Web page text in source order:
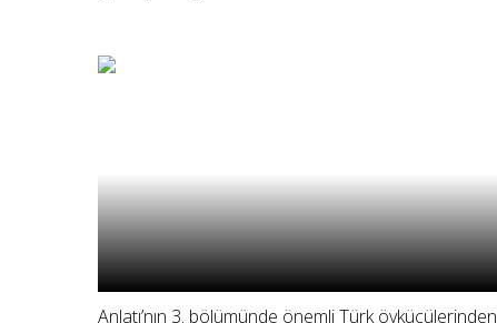
Anlatı’nın 3. bölümünde önemli Türk öykücülerinden